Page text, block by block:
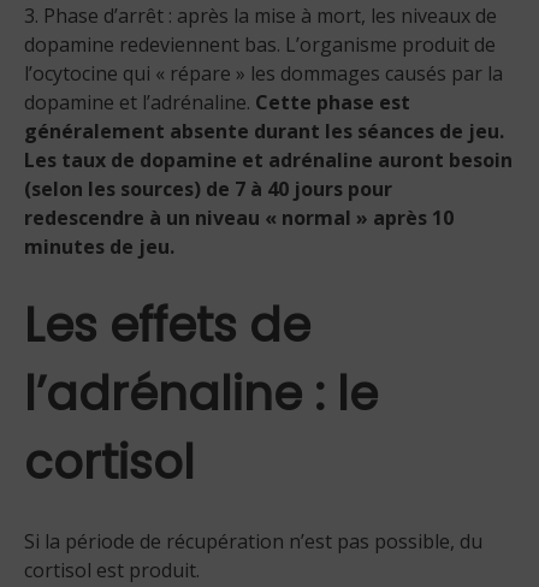
3. Phase d’arrêt : après la mise à mort, les niveaux de
dopamine redeviennent bas. L’organisme produit de
l’ocytocine qui « répare » les dommages causés par la
dopamine et l’adrénaline. Cette phase est
généralement absente durant les séances de jeu.
Les taux de dopamine et adrénaline auront besoin
(selon les sources) de 7 à 40 jours pour
redescendre à un niveau « normal » après 10
minutes de jeu.
Les effets de
l’adrénaline : le
cortisol
Si la période de récupération n’est pas possible, du
cortisol est produit.